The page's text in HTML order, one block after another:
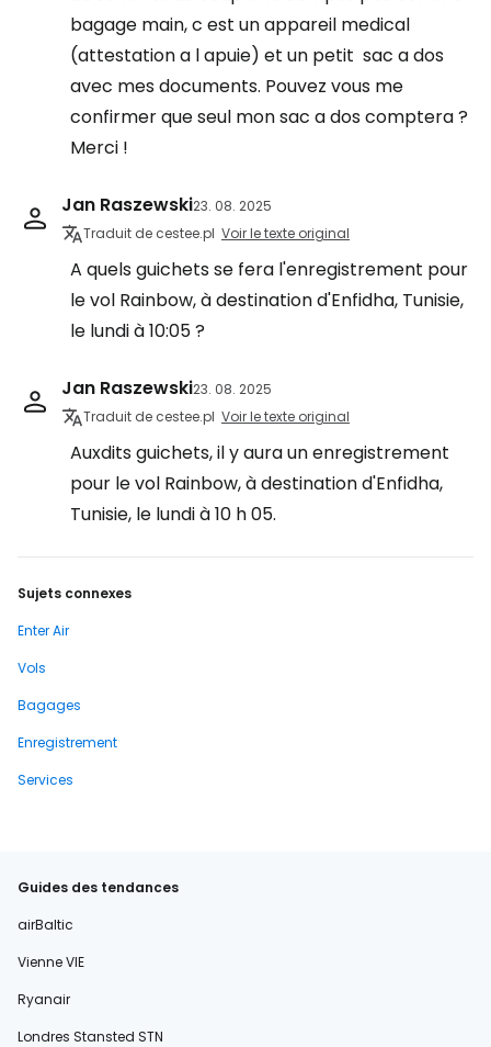
bagage main, c est un appareil medical
(attestation a l apuie) et un petit sac a dos
avec mes documents. Pouvez vous me
confirmer que seul mon sac a dos comptera ?
Merci !
Jan Raszewski23. 08. 2025
Traduit de cestee.pl Voir le texte original
A quels guichets se fera l'enregistrement pour
le vol Rainbow, à destination d'Enfidha, Tunisie,
le lundi à 10:05 ?
Jan Raszewski23. 08. 2025
Traduit de cestee.pl Voir le texte original
Auxdits guichets, il y aura un enregistrement
pour le vol Rainbow, à destination d'Enfidha,
Tunisie, le lundi à 10 h 05.
Sujets connexes
Enter Air
Vols
Bagages
Enregistrement
Services
Guides des tendances
airBaltic
Vienne VIE
Ryanair
Londres Stansted STN